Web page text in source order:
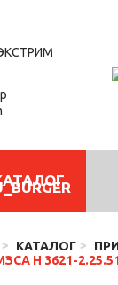
КАТАЛОГ
H 3621-